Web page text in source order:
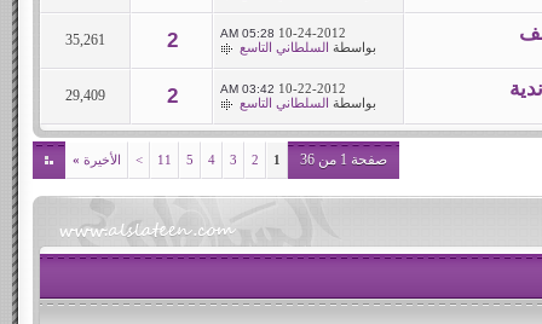
10-24-2012
05:28 AM
بواسطة السلطاني التاسع 2
35,261
10-22-2012
03:42 AM
بواسطة السلطاني التاسع 2
29,409
صفحة 1 من 36 1
2
3
4
5
11
> الأخيرة »